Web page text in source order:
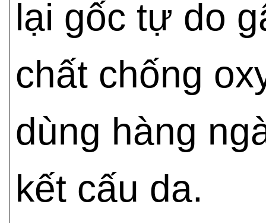
lại gốc tự do
chất chống
dùng hàng
kết cấu da.